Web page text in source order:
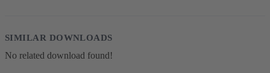
SIMILAR DOWNLOADS
No related download found!